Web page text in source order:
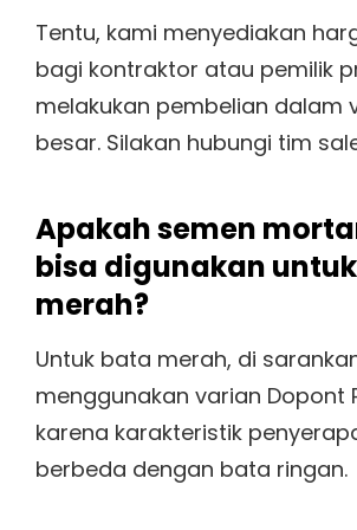
Tentu, kami menyediakan
bagi kontraktor atau pemilik
melakukan pembelian dalam
besar. Silakan hubungi tim
Apakah semen
bisa digunakan
merah?
Untuk bata merah, di
menggunakan varian Dopont
karena karakteristik
berbeda dengan bata ringan.